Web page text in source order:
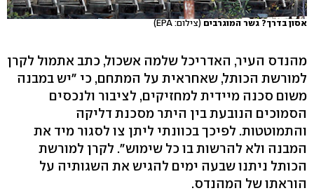
אסון בדרך? גשר המוגרבים (צילום: EPA)
מהנדס העיר, האדריכל שלמה אשכול, כתב אתמול לקרן
למורשת הכותל, שאחראית על המתחם, כי "יש במבנה
משום סכנה מיידית למחזיקים, לציבור ולנכסים
הסמוכים הנובעת בין היתר מסכנת דליקה
והתמוטטות. לפיכך בכוונתי ליתן צו לסגור מיד את
המבנה ולא להרשות בו כל שימוש". לקרן למורשת
הכותל ניתנו שבעה ימים להגיש את השגותיה על
הוראתו של המהנדס.